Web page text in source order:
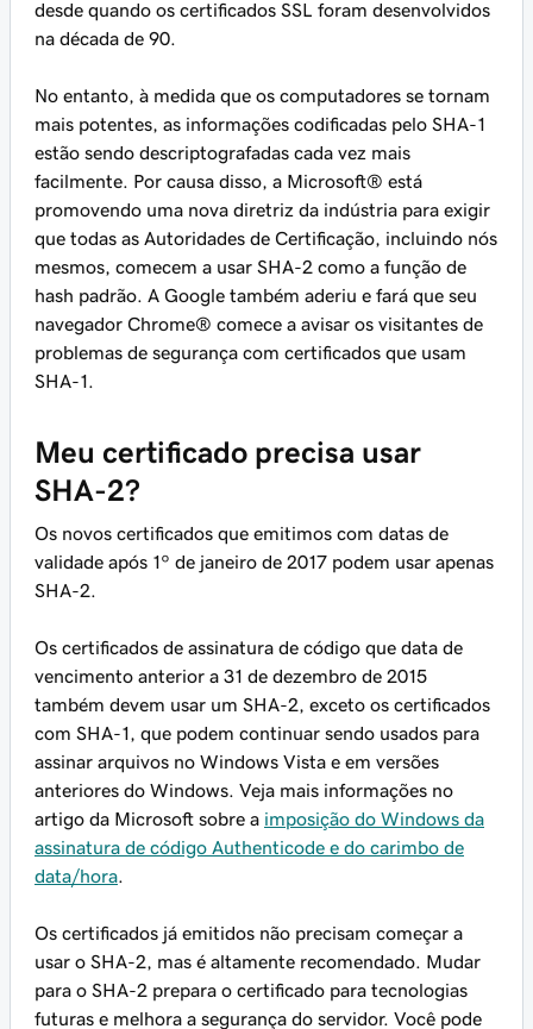
desde quando os certificados SSL foram desenvolvidos
na década de 90.
No entanto, à medida que os computadores se tornam
mais potentes, as informações codificadas pelo SHA-1
estão sendo descriptografadas cada vez mais
facilmente. Por causa disso, a Microsoft® está
promovendo uma nova diretriz da indústria para exigir
que todas as Autoridades de Certificação, incluindo nós
mesmos, comecem a usar SHA-2 como a função de
hash padrão. A Google também aderiu e fará que seu
navegador Chrome® comece a avisar os visitantes de
problemas de segurança com certificados que usam
SHA-1.
Meu certificado precisa usar
SHA-2?
Os novos certificados que emitimos com datas de
validade após 1º de janeiro de 2017 podem usar apenas
SHA-2.
Os certificados de assinatura de código que data de
vencimento anterior a 31 de dezembro de 2015
também devem usar um SHA-2, exceto os certificados
com SHA-1, que podem continuar sendo usados para
assinar arquivos no Windows Vista e em versões
anteriores do Windows. Veja mais informações no
artigo da Microsoft sobre a imposição do Windows da
assinatura de código Authenticode e do carimbo de
data/hora
Os certificados já emitidos não precisam começar a
usar o SHA-2, mas é altamente recomendado. Mudar
para o SHA-2 prepara o certificado para tecnologias
futuras e melhora a segurança do servidor. Você pode